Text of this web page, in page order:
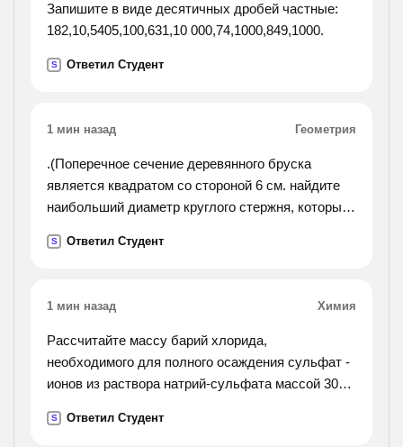
Запишите в виде десятичных дробей частные:
182,10,5405,100,631,10 000,74,1000,849,1000.
S Ответил Студент
1 мин назад Геометрия
.(Поперечное сечение деревянного бруска
является квадратом со стороной 6 см. найдите
наибольший диаметр круглого стержня, который
S Ответил Студент
1 мин назад Химия
Рассчитайте массу барий хлорида,
необходимого для полного осаждения сульфат -
ионов из раствора натрий-сульфата массой 300 г
S Ответил Студент